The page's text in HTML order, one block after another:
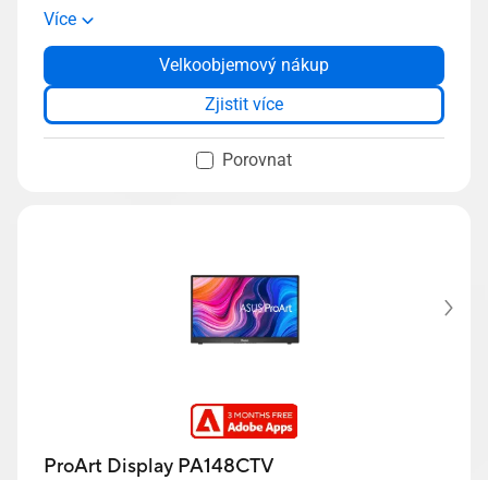
Thunderbolt™ 3, HDMI(v2.1), VESA DisplayHDR
Více
Velkoobjemový nákup
Zjistit více
Porovnat
ProArt Display PA148CTV